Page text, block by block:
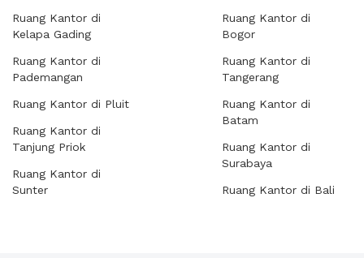
Ruang Kantor di
Kelapa Gading
Ruang Kantor di
Pademangan
Ruang Kantor di Pluit
Ruang Kantor di
Tanjung Priok
Ruang Kantor di
Sunter
Ruang Kantor di
Bogor
Ruang Kantor di
Tangerang
Ruang Kantor di
Batam
Ruang Kantor di
Surabaya
Ruang Kantor di Bali